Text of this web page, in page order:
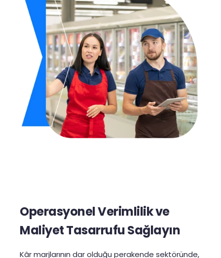
Operasyonel Verimlilik ve
Maliyet Tasarrufu Sağlayın
Kâr marjlarının dar olduğu perakende sektöründe,